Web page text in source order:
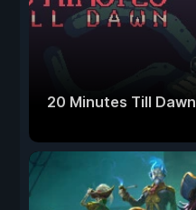
20 Minutes Till Dawn